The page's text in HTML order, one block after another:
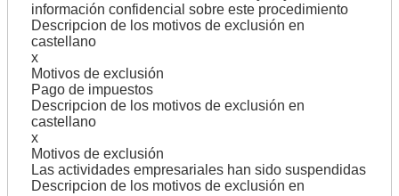
información confidencial sobre este procedimiento
Descripcion de los motivos de exclusión en
castellano
x
Motivos de exclusión
Pago de impuestos
Descripcion de los motivos de exclusión en
castellano
x
Motivos de exclusión
Las actividades empresariales han sido suspendidas
Descripcion de los motivos de exclusión en